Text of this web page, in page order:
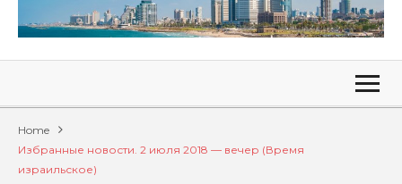
Home
Избранные новости. 2 июля 2018 — вечер (Время
израильское)